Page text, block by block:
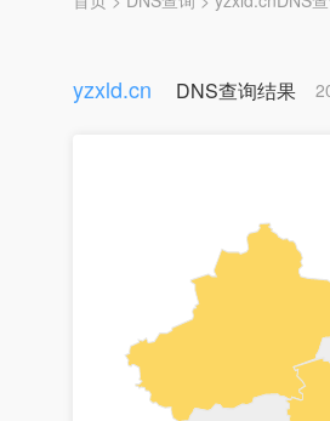
yzxld.cn DNS查询结果